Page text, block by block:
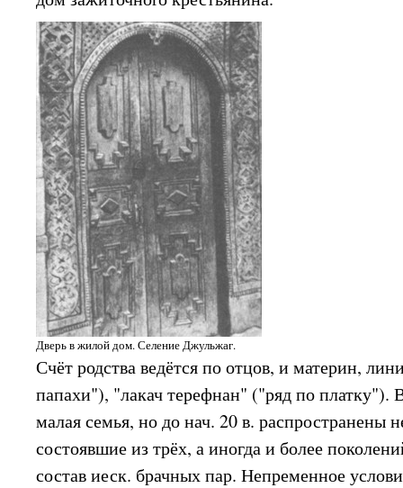
Дверь в жилой дом. Селение Джульжаг.
Счёт родства ведётся по отцов, и материн,
папахи"), "лакач терефнан" ("ряд по платку").
малая семья, но до нач. 20 в. распространены
состоявшие из трёх, а иногда и более
состав иеск. брачных пар. Непременное